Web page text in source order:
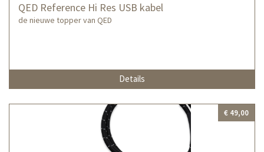
QED Reference Hi Res USB kabel
de nieuwe topper van QED
Details
€ 49,00